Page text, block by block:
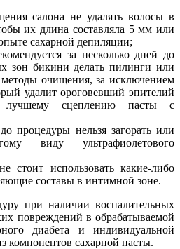
салона не удалять волосы в
их длина составляла 5 мм или
сахарной депиляции;
за несколько дней до
зон бикини делать пилинги или
методы очищения, за исключением
удалит ороговевший эпителий
лучшему сцеплению пасты с
процедуры нельзя загорать или
виду ультрафиолетового
стоит использовать какие-либо
составы в интимной зоне.
при наличии воспалительных
повреждений в обрабатываемой
диабета и индивидуальной
компонентов сахарной пасты.